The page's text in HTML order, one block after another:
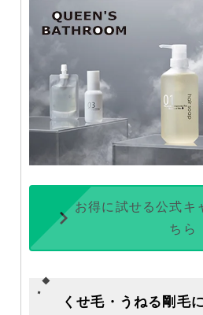
お得に試せる公式キ
ちら
くせ毛・うねる剛毛